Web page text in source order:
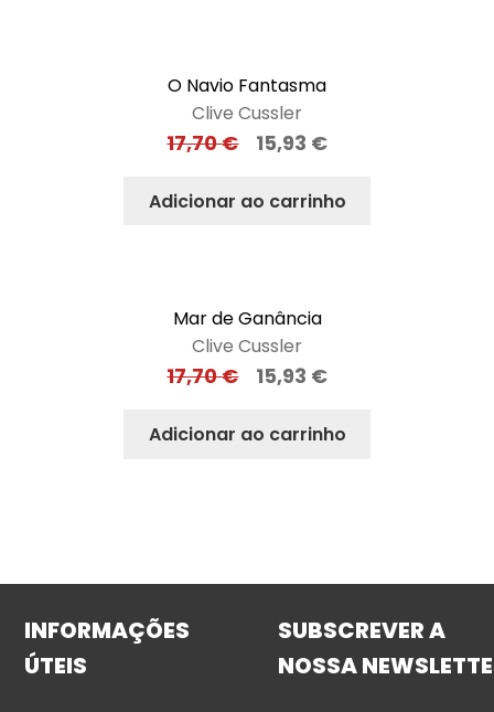
O Navio Fantasma
Clive Cussler
17,70€ 15,93 €
Adicionar ao carrinho
Mar de Ganância
Clive Cussler
17,70€ 15,93 €
Adicionar ao carrinho
INFORMAÇÕES
ÚTEIS
SUBSCREVER A
NOSSA